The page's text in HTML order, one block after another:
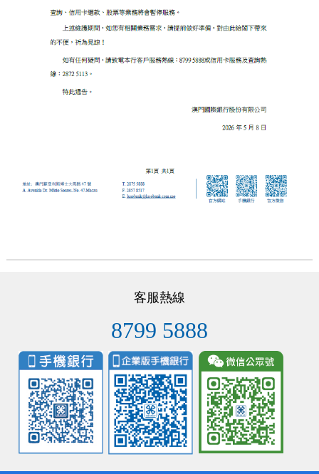
客服熱線
8799 5888